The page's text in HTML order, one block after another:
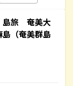
旅 奄美大
（奄美群島